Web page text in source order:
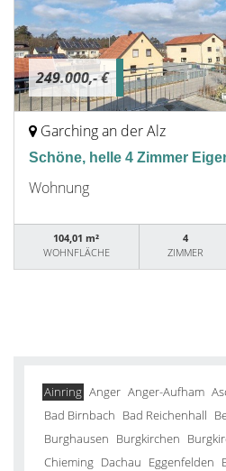
249.000,- €
Garching an der Alz
Schöne, helle 4 Zimmer
Wohnung
104,01 m²
WOHNFLÄCHE
4
ZIMMER
Ainring Anger Anger-Aufham
Bad Birnbach Bad Reichenhall
Burghausen Burgkirchen
Chieming Dachau Eggenfelden